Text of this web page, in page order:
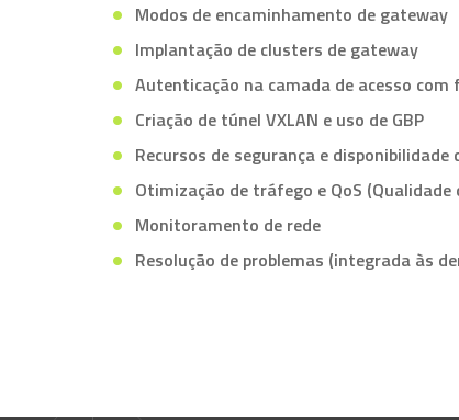
Modos de encaminhamento de gateway
Implantação de clusters de gateway
Autenticação na camada de acesso com
Criação de túnel VXLAN e uso de GBP
Recursos de segurança e disponibilidade
Otimização de tráfego e QoS (Qualidade
Monitoramento de rede
Resolução de problemas (integrada às